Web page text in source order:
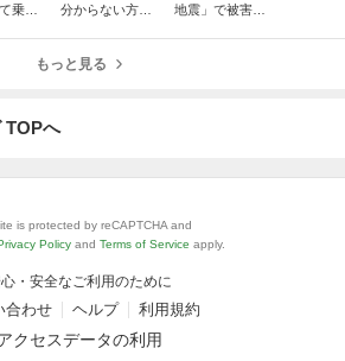
乗り
分からない方
す！
地震」で被害に
もっと見る
TOPへ
is protected by reCAPTCHA and
Policy and Terms of Service apply.
・安全なご利用のために
合わせ ヘルプ 利用規約
クセスデータの利用